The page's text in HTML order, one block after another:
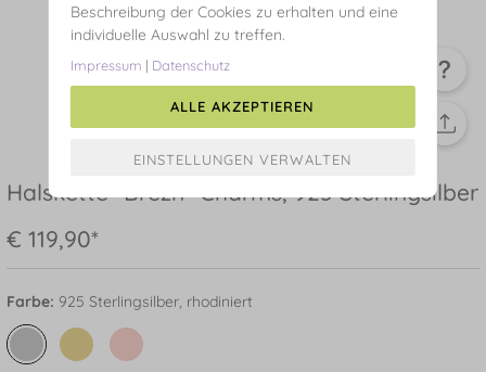
Halskette "Brezn" Charms, 925 Sterlingsilber
€ 119,90*
Farbe: 925 Sterlingsilber, rhodiniert
Beschreibung der Cookies zu erhalten und eine
individuelle Auswahl zu treffen.
Impressum | Datenschutz
ALLE AKZEPTIEREN